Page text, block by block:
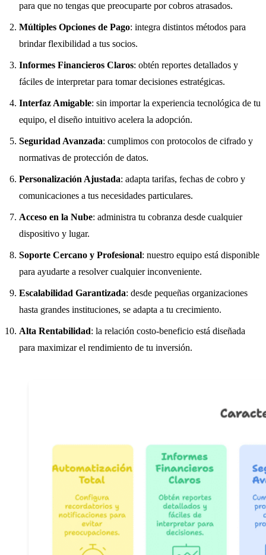
para que no tengas que preocuparte por cobros atrasados.
Múltiples Opciones de Pago: integra distintos métodos para
brindar flexibilidad a tus socios.
Informes Financieros Claros: obtén reportes detallados y
fáciles de interpretar para tomar decisiones estratégicas.
Interfaz Amigable: sin importar la experiencia tecnológica de tu
equipo, el diseño intuitivo acelera la adopción.
Seguridad Avanzada: cumplimos con protocolos de cifrado y
normativas de protección de datos.
Personalización Ajustada: adapta tarifas, fechas de cobro y
comunicaciones a tus necesidades particulares.
Acceso en la Nube: administra tu cobranza desde cualquier
dispositivo y lugar.
Soporte Cercano y Profesional: nuestro equipo está disponible
para ayudarte a resolver cualquier inconveniente.
Escalabilidad Garantizada: desde pequeñas organizaciones
hasta grandes instituciones, se adapta a tu crecimiento.
Alta Rentabilidad: la relación costo-beneficio está diseñada
para maximizar el rendimiento de tu inversión.